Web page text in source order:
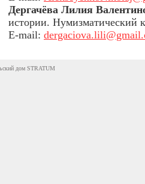
Дергачёва Лилия
истории. Нумизматический
E-mail:
дом STRATUM